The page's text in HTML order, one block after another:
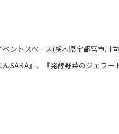
ベントスペース(栃木県宇都宮市川
SARA』、『発酵野菜のジェラー